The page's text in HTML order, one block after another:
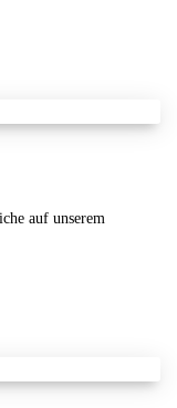
auf unserem